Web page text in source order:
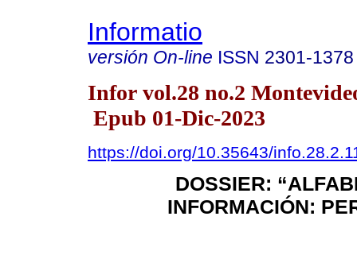
Informatio
versión On-line ISSN 2301-1378
Infor vol.28 no.2
Epub 01-Dic-2023
https://doi.org/10.35643/
DOSSIER:
INFORMACIÓN: